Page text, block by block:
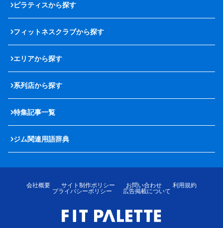
ピラティスから探す
フィットネスクラブから探す
エリアから探す
系列店から探す
特集記事一覧
ジム関連用語辞典
会社概要 サイト制作ポリシー お問い合わせ
利用規約
プライバシーポリシー
広告掲載について